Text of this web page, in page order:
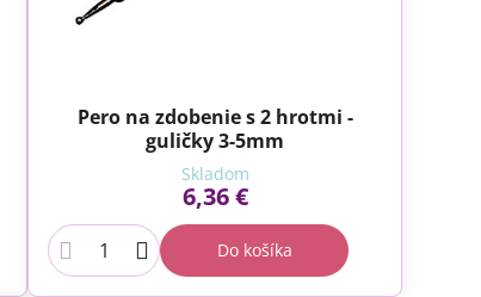
Pero na zdobenie s 2 hrotmi -
guličky 3-5mm
Skladom
6,36 €
Do košíka